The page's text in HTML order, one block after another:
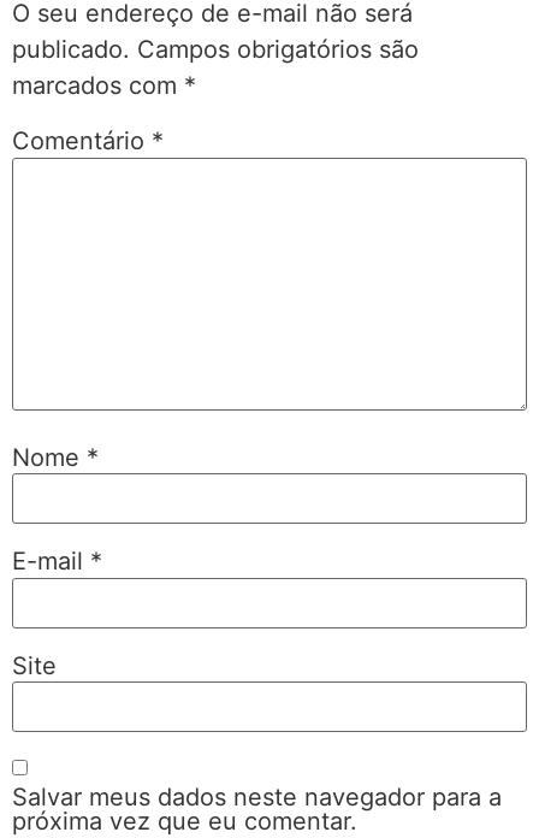
O seu endereço de e-mail não será
publicado. Campos obrigatórios são
marcados com *
Comentário *
Nome *
E-mail *
Site
Salvar meus dados neste navegador para a
próxima vez que eu comentar.